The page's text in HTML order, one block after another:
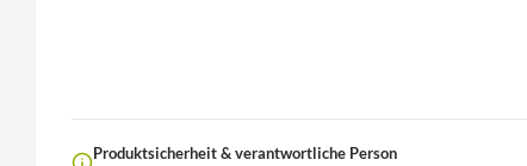
Produktsicherheit & verantwortliche Person